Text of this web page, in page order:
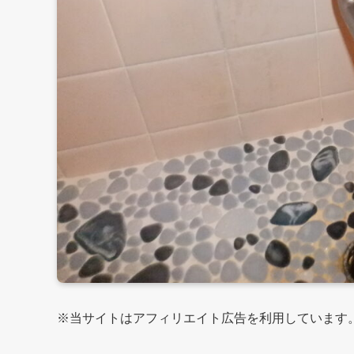
※当サイトはアフィリエイト広告を利用しています